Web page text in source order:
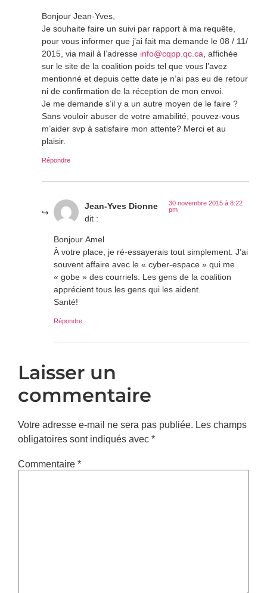
Bonjour Jean-Yves,
Je souhaite faire un suivi par rapport à ma requête,
pour vous informer que j’ai fait ma demande le 08 / 11/
2015, via mail à l’adresse info@cqpp.qc.ca, affichée
sur le site de la coalition poids tel que vous l’avez
mentionné et depuis cette date je n’ai pas eu de retour
ni de confirmation de la réception de mon envoi.
Je me demande s’il y a un autre moyen de le faire ?
Sans vouloir abuser de votre amabilité, pouvez-vous
m’aider svp à satisfaire mon attente? Merci et au
plaisir.
Répondre
Jean-Yves Dionne
dit :
30 novembre 2015 à 8:22
pm
Bonjour Amel
À votre place, je ré-essayerais tout simplement. J’ai
souvent affaire avec le « cyber-espace » qui me
« gobe » des courriels. Les gens de la coalition
apprécient tous les gens qui les aident.
Santé!
Répondre
Laisser un
commentaire
Votre adresse e-mail ne sera pas publiée. Les champs
obligatoires sont indiqués avec*
Commentaire*